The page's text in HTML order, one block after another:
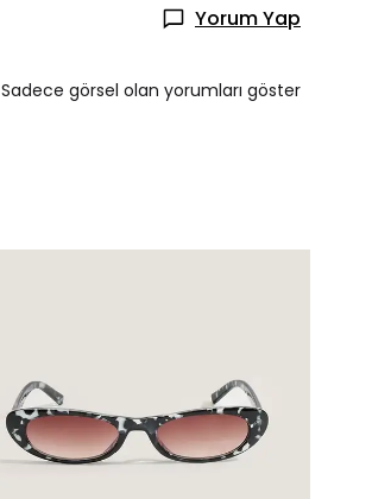
Yorum Yap
Sadece görsel olan yorumları göster